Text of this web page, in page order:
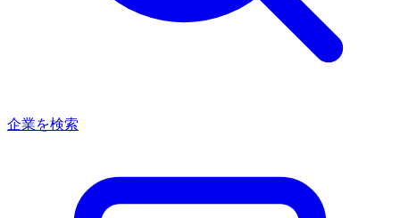
企業を検索